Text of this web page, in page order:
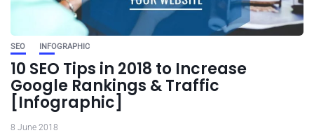
SEO INFOGRAPHIC
10 SEO Tips in 2018 to Increase
Google Rankings & Traffic
[Infographic]
8 June 2018